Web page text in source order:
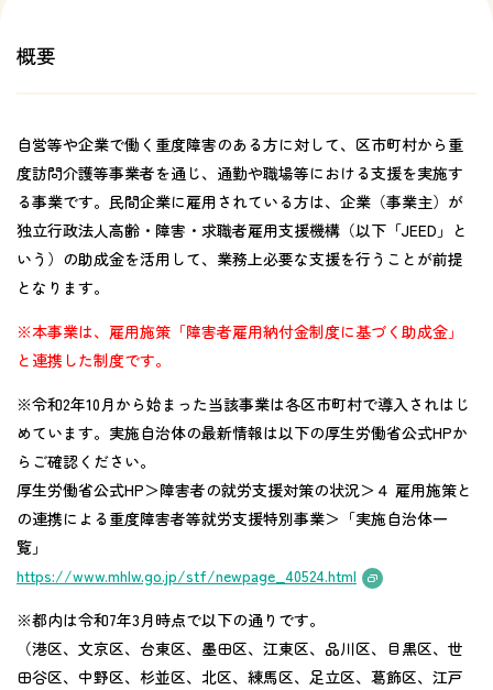
概要
自営等や企業で働く重度障害のある方に対して、区市町村から重
度訪問介護等事業者を通じ、通勤や職場等における支援を実施す
る事業です。民間企業に雇用されている方は、企業（事業主）が
独立行政法人高齢・障害・求職者雇用支援機構（以下「JEED」と
いう）の助成金を活用して、業務上必要な支援を行うことが前提
となります。
※本事業は、雇用施策「障害者雇用納付金制度に基づく助成金」
と連携した制度です。
※令和2年10月から始まった当該事業は各区市町村で導入されはじ
めています。実施自治体の最新情報は以下の厚生労働省公式HPか
らご確認ください。
厚生労働省公式HP＞障害者の就労支援対策の状況＞４ 雇用施策と
の連携による重度障害者等就労支援特別事業＞「実施自治体一
覧」
https://www.mhlw.go.jp/stf/newpage_40524.html
※都内は令和7年3月時点で以下の通りです。
（港区、文京区、台東区、墨田区、江東区、品川区、目黒区、世
田谷区、中野区、杉並区、北区、練馬区、足立区、葛飾区、江戸